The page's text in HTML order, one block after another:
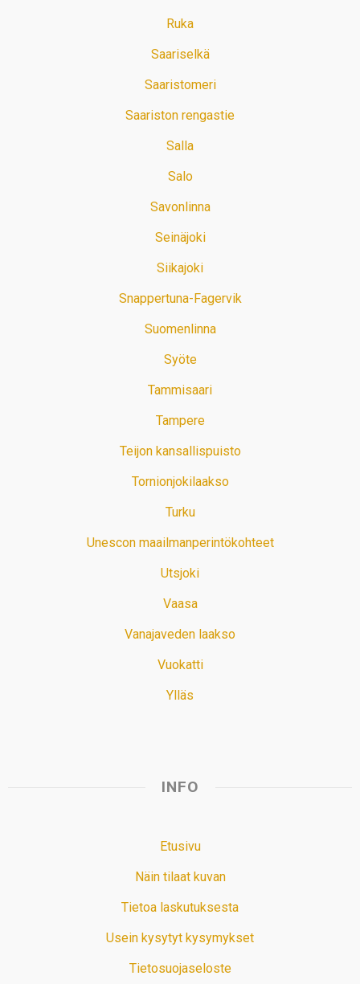
Ruka
Saariselkä
Saaristomeri
Saariston rengastie
Salla
Salo
Savonlinna
Seinäjoki
Siikajoki
Snappertuna-Fagervik
Suomenlinna
Syöte
Tammisaari
Tampere
Teijon kansallispuisto
Tornionjokilaakso
Turku
Unescon maailmanperintökohteet
Utsjoki
Vaasa
Vanajaveden laakso
Vuokatti
Ylläs
INFO
Etusivu
Näin tilaat kuvan
Tietoa laskutuksesta
Usein kysytyt kysymykset
Tietosuojaseloste